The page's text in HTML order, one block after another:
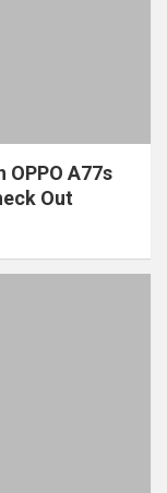
OPPO A77s
Out